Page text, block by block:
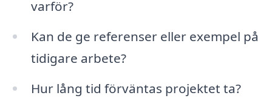
varför?
Kan de ge referenser eller exempel på
tidigare arbete?
Hur lång tid förväntas projektet ta?